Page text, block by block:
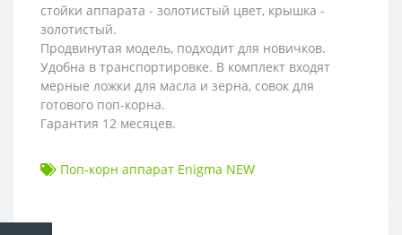
стойки аппарата - золотистый цвет, крышка -
золотистый.
Продвинутая модель, подходит для новичков.
Удобна в транспортировке. В комплект входят
мерные ложки для масла и зерна, совок для
готового поп-корна.
Гарантия 12 месяцев.
Поп-корн аппарат Enigma NEW